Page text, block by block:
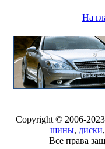
На
Copyright © 2006-
шины, диски,
Все права